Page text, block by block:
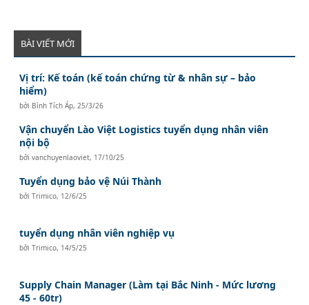
BÀI VIẾT MỚI
Vị trí: Kế toán (kế toán chứng từ & nhân sự – bảo
hiểm)
bởi Bình Tích Áp, 25/3/26
Vận chuyển Lào Việt Logistics tuyển dụng nhân viên
nội bộ
bởivanchuyenlaoviet, 17/10/25
Tuyển dụng bảo vệ Núi Thành
bởiTrimico, 12/6/25
tuyển dụng nhân viên nghiệp vụ
bởiTrimico, 14/5/25
Supply Chain Manager (Làm tại Bắc Ninh - Mức lương
45 - 60tr)